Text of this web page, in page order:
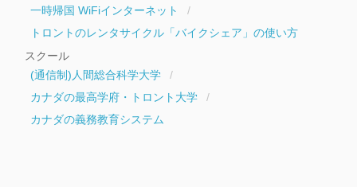
一時帰国 WiFiインターネット
トロントのレンタサイクル「バイクシェア」の使い方
スクール
(通信制)人間総合科学大学
カナダの最高学府・トロント大学
カナダの義務教育システム